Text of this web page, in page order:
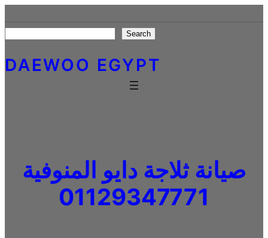
to
content
Search
DAEWOO EGYPT
صيانة ثلاجة دايو المنوفية
01129347771